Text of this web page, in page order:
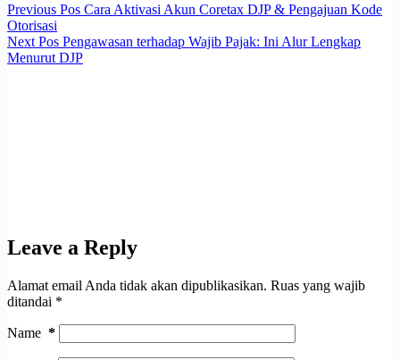
Previous Pos Cara Aktivasi Akun Coretax DJP & Pengajuan Kode
Otorisasi
Next Pos Pengawasan terhadap Wajib Pajak: Ini Alur Lengkap
Menurut DJP
Leave a Reply
Alamat email Anda tidak akan dipublikasikan. Ruas yang wajib
ditandai *
Name *